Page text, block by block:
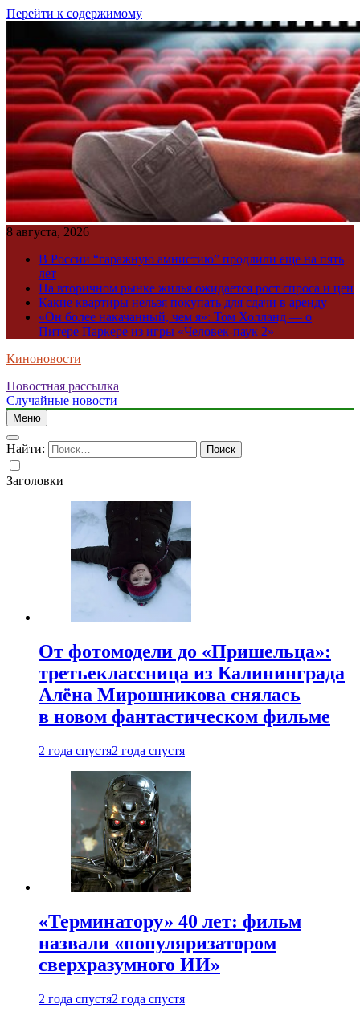
Перейти к содержимому
8 августа, 2026
В России “гаражную амнистию” продлили еще на пять
лет
На вторичном рынке жилья ожидается рост спроса и цен
Какие квартиры нельзя покупать для сдачи в аренду
«Он более накачанный, чем я»: Том Холланд — о
Питере Паркере из игры «Человек-паук 2»
Киноновости
Новостная рассылка
Случайные новости
Меню
Найти:
Заголовки
От фотомодели до «Пришельца»:
третьеклассница из Калининграда
Алёна Мирошникова снялась
в новом фантастическом фильме
2 года спустя2 года спустя
«Терминатору» 40 лет: фильм
назвали «популяризатором
сверхразумного ИИ»
2 года спустя2 года спустя